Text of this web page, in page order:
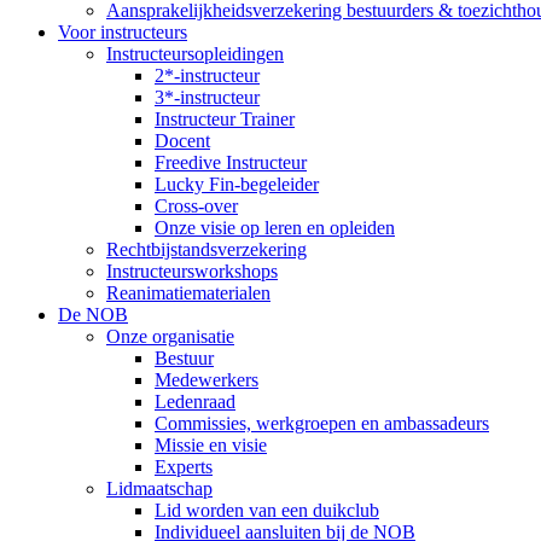
Aansprakelijkheidsverzekering bestuurders &
Voor instructeurs
Instructeursopleidingen
2*-instructeur
3*-instructeur
Instructeur Trainer
Docent
Freedive Instructeur
Lucky Fin-begeleider
Cross-over
Onze visie op leren en opleiden
Rechtbijstandsverzekering
Instructeursworkshops
Reanimatiematerialen
De NOB
Onze organisatie
Bestuur
Medewerkers
Ledenraad
Commissies, werkgroepen en ambassadeurs
Missie en visie
Experts
Lidmaatschap
Lid worden van een duikclub
Individueel aansluiten bij de NOB